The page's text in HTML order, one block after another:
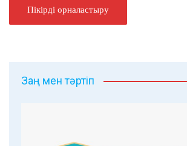
Заң мен тәртіп